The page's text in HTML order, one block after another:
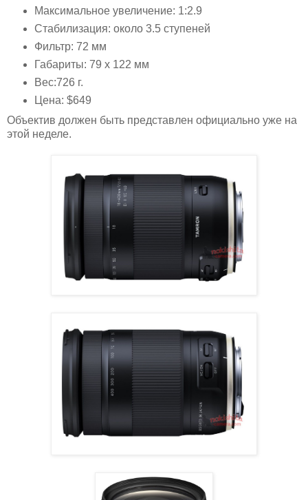
Максимальное увеличение: 1:2.9
Стабилизация: около 3.5 ступеней
Фильтр: 72 мм
Габариты: 79 x 122 мм
Вес:726 г.
Цена: $649
Объектив должен быть представлен официально уже на
этой неделе.